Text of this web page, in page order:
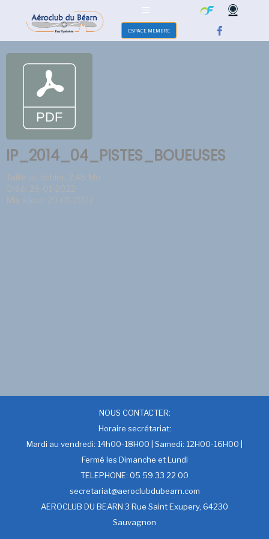
ESPACE MEMBRE
IP_2014_04_PISTES_BOUEUSES
Taille du fichier: 2.45 Mo
Créé: 29-01-2022
Mis à jour: 29-01-2022
NOUS CONTACTER:
Horaire secrétariat:
Mardi au vendredi: 14h00-18H00 | Samedi: 12H00-16H00 |
Fermé les Dimanche et Lundi
TELEPHONE: 05 59 33 22 00
secretariat@aeroclubdubearn.com
AEROCLUB DU BEARN 3 Rue Saint Exupery, 64230
Sauvagnon